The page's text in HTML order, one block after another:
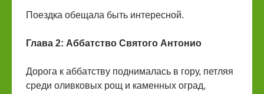
Поездка обещала быть интересной.
Глава 2: Аббатство Святого Антонио
Дорога к аббатству поднималась в гору, петляя
среди оливковых рощ и каменных оград,